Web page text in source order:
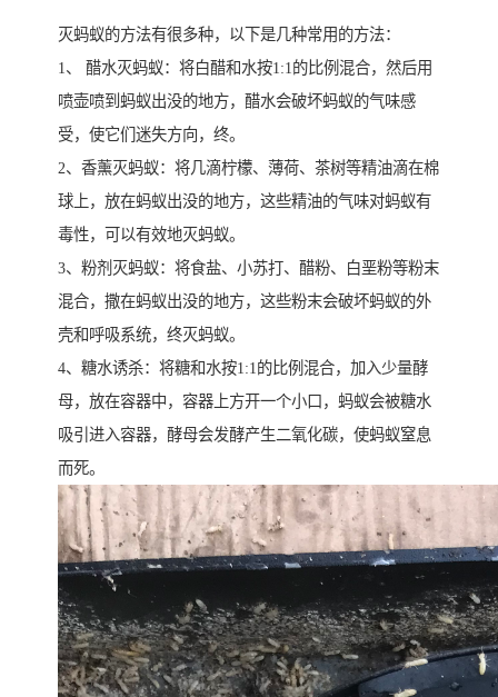
灭蚂蚁的方法有很多种，以下是几种常用的方法：
1、 醋水灭蚂蚁：将白醋和水按1:1的比例混合，然后用
喷壶喷到蚂蚁出没的地方，醋水会破坏蚂蚁的气味感
受，使它们迷失方向，终。
2、香薰灭蚂蚁：将几滴柠檬、薄荷、茶树等精油滴在棉
球上，放在蚂蚁出没的地方，这些精油的气味对蚂蚁有
毒性，可以有效地灭蚂蚁。
3、粉剂灭蚂蚁：将食盐、小苏打、醋粉、白垩粉等粉末
混合，撒在蚂蚁出没的地方，这些粉末会破坏蚂蚁的外
壳和呼吸系统，终灭蚂蚁。
4、糖水诱杀：将糖和水按1:1的比例混合，加入少量酵
母，放在容器中，容器上方开一个小口，蚂蚁会被糖水
吸引进入容器，酵母会发酵产生二氧化碳，使蚂蚁窒息
而死。